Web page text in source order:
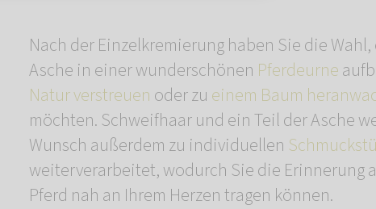
Nach der Einzelkremierung haben Sie die
Asche in einer wunderschönen Pferdeurne
Natur verstreuen oder zu einem Baum
möchten. Schweifhaar und ein Teil der Asche
Wunsch außerdem zu individuellen
weiterverarbeitet, wodurch Sie die Erinnerung
Pferd nah an Ihrem Herzen tragen können.